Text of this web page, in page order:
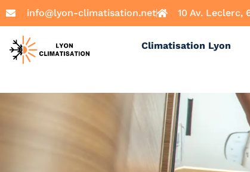
info@lyon-climatisation.net 10 Av. Leclerc,
Climatisation Lyon